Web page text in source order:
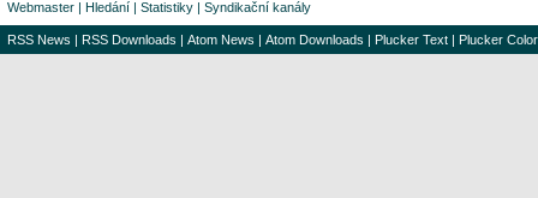
Webmaster | Hledání | Statistiky | Syndikační kanály
RSS News | RSS Downloads | Atom News | Atom Downloads | Plucker Text | Plucker Color